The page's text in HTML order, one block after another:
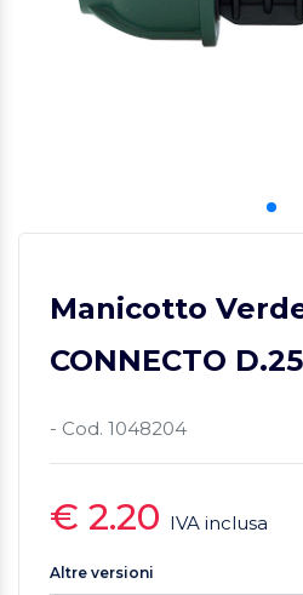
Manicotto
CONNECTO D.25
- Cod. 1048204
€ 2.20 IVA inclusa
Altre versioni